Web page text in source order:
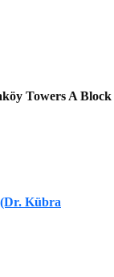
Towers A Block
(Dr. Kübra